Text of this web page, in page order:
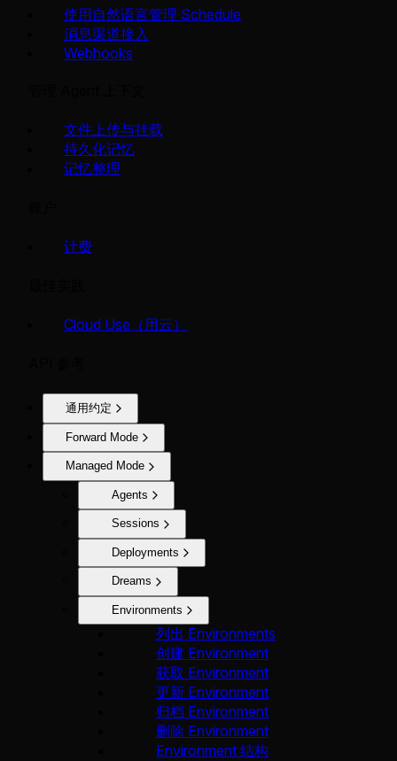
使用自然语言管理 Schedule
消息渠道接入
Webhooks
文件上传与挂载
持久化记忆
记忆整理
计费
Cloud Use（用云）
通用约定
Forward Mode
Managed Mode
Agents
Sessions
Deployments
Dreams
Environments
列出 Environments
创建 Environment
获取 Environment
更新 Environment
归档 Environment
删除 Environment
Environment 结构